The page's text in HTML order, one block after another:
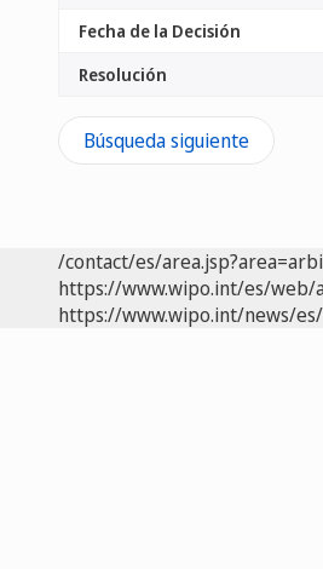
Fecha de la Decisión
Resolución
Búsqueda siguiente
/contact/es/
https://www.wipo.int/es/web/
https://www.wipo.int/news/es/